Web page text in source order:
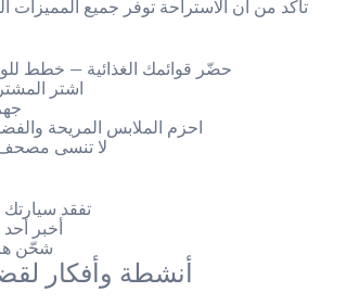
تأكد من أن الاستراحة توفر جميع المميزات
حضّر قوائمك الغذائية — خطط
اشتر
احزم الملابس المريحة
لا تنسى مصحف
تفقد
أخبر
شحّن
أنشطة وأفكار